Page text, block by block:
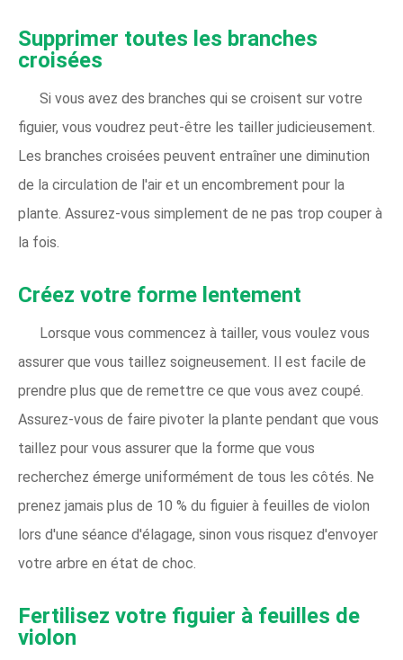
Supprimer toutes les branches
croisées
Si vous avez des branches qui se croisent sur votre
figuier, vous voudrez peut-être les tailler judicieusement.
Les branches croisées peuvent entraîner une diminution
de la circulation de l'air et un encombrement pour la
plante. Assurez-vous simplement de ne pas trop couper à
la fois.
Créez votre forme lentement
Lorsque vous commencez à tailler, vous voulez vous
assurer que vous taillez soigneusement. Il est facile de
prendre plus que de remettre ce que vous avez coupé.
Assurez-vous de faire pivoter la plante pendant que vous
taillez pour vous assurer que la forme que vous
recherchez émerge uniformément de tous les côtés. Ne
prenez jamais plus de 10 % du figuier à feuilles de violon
lors d'une séance d'élagage, sinon vous risquez d'envoyer
votre arbre en état de choc.
Fertilisez votre figuier à feuilles de
violon